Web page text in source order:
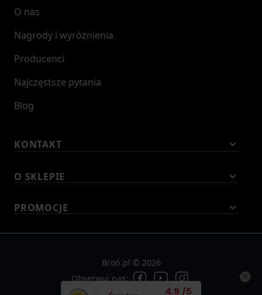
Średnia ocena
4.9 /5
O nas
Nagrody i wyróżnienia
Producenci
Najczęstsze pytania
Blog
KONTAKT
O SKLEPIE
PROMOCJE
Broń.pl © 2026
Obserwuj nas: